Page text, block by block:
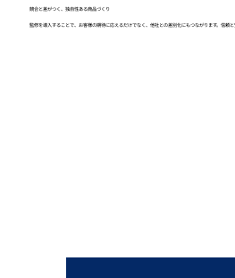
競合と差がつく、独自性ある商品づくり
監修を導入することで、お客様の期待に応えるだけでなく、他社との差別化にもつながります。信頼